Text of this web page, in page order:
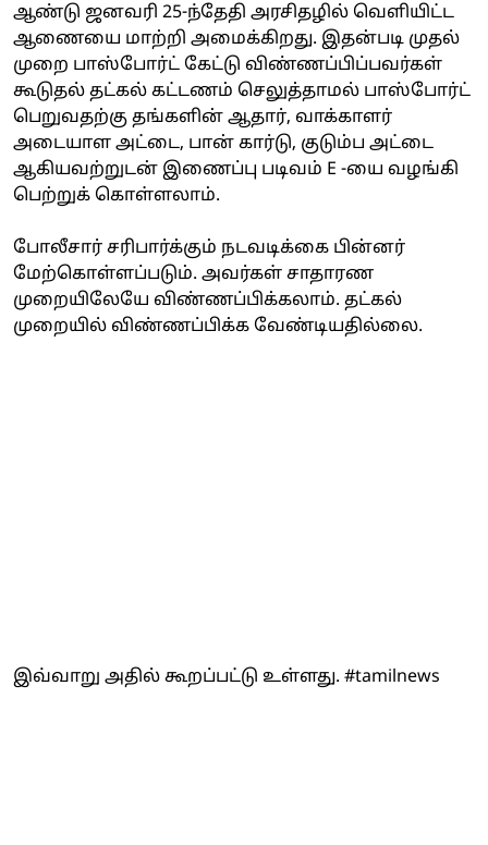
ஆண்டு ஜனவரி 25-ந்தேதி அரசிதழில் வெளியிட்ட
ஆணையை மாற்றி அமைக்கிறது. இதன்படி முதல்
முறை பாஸ்போர்ட் கேட்டு விண்ணப்பிப்பவர்கள்
கூடுதல் தட்கல் கட்டணம் செலுத்தாமல் பாஸ்போர்ட்
பெறுவதற்கு தங்களின் ஆதார், வாக்காளர்
அடையாள அட்டை, பான் கார்டு, குடும்ப அட்டை
ஆகியவற்றுடன் இணைப்பு படிவம் E -யை வழங்கி
பெற்றுக் கொள்ளலாம்.
போலீசார் சரிபார்க்கும் நடவடிக்கை பின்னர்
மேற்கொள்ளப்படும். அவர்கள் சாதாரண
முறையிலேயே விண்ணப்பிக்கலாம். தட்கல்
முறையில் விண்ணப்பிக்க வேண்டியதில்லை.
இவ்வாறு அதில் கூறப்பட்டு உள்ளது. #tamilnews